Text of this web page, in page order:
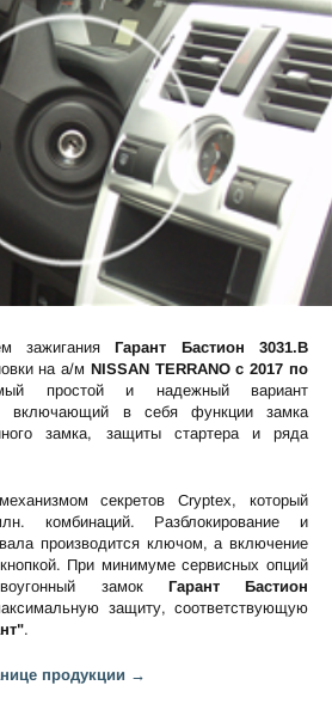
зажиганияГарант Бастион 3031.B
на а/м NISSAN TERRANO c 2017 по
простой и надежный вариант
включающий в себя функции замка
замка, защиты стартера и ряда
секретов Cryptex, который
комбинаций. Разблокирование и
производится ключом, а включение
При минимуме сервисных опций
замок Гарант Бастион
защиту, соответствующую
.
продукции →